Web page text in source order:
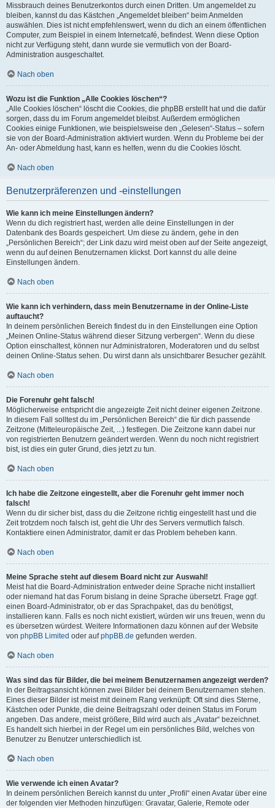
Missbrauch deines Benutzerkontos durch einen Dritten. Um angemeldet zu
bleiben, kannst du das Kästchen „Angemeldet bleiben“ beim Anmelden
auswählen. Dies ist nicht empfehlenswert, wenn du dich an einem öffentlichen
Computer, zum Beispiel in einem Internetcafé, befindest. Wenn diese Option
nicht zur Verfügung steht, dann wurde sie vermutlich von der Board-
Administration ausgeschaltet.
Nach oben
Wozu ist die Funktion „Alle Cookies löschen“?
„Alle Cookies löschen“ löscht die Cookies, die phpBB erstellt hat und die dafür
sorgen, dass du im Forum angemeldet bleibst. Außerdem ermöglichen
Cookies einige Funktionen, wie beispielsweise den „Gelesen“-Status – sofern
sie von der Board-Administration aktiviert wurden. Wenn du Probleme bei der
An- oder Abmeldung hast, kann es helfen, wenn du die Cookies löscht.
Nach oben
Benutzerpräferenzen und -einstellungen
Wie kann ich meine Einstellungen ändern?
Wenn du dich registriert hast, werden alle deine Einstellungen in der
Datenbank des Boards gespeichert. Um diese zu ändern, gehe in den
„Persönlichen Bereich“; der Link dazu wird meist oben auf der Seite angezeigt,
wenn du auf deinen Benutzernamen klickst. Dort kannst du alle deine
Einstellungen ändern.
Nach oben
Wie kann ich verhindern, dass mein Benutzername in der Online-Liste
auftaucht?
In deinem persönlichen Bereich findest du in den Einstellungen eine Option
„Meinen Online-Status während dieser Sitzung verbergen“. Wenn du diese
Option einschaltest, können nur Administratoren, Moderatoren und du selbst
deinen Online-Status sehen. Du wirst dann als unsichtbarer Besucher gezählt.
Nach oben
Die Forenuhr geht falsch!
Möglicherweise entspricht die angezeigte Zeit nicht deiner eigenen Zeitzone.
In diesem Fall solltest du im „Persönlichen Bereich“ die für dich passende
Zeitzone (Mitteleuropäische Zeit, ...) festlegen. Die Zeitzone kann dabei nur
von registrierten Benutzern geändert werden. Wenn du noch nicht registriert
bist, ist dies ein guter Grund, dies jetzt zu tun.
Nach oben
Ich habe die Zeitzone eingestellt, aber die Forenuhr geht immer noch
falsch!
Wenn du dir sicher bist, dass du die Zeitzone richtig eingestellt hast und die
Zeit trotzdem noch falsch ist, geht die Uhr des Servers vermutlich falsch.
Kontaktiere einen Administrator, damit er das Problem beheben kann.
Nach oben
Meine Sprache steht auf diesem Board nicht zur Auswahl!
Meist hat die Board-Administration entweder deine Sprache nicht installiert
oder niemand hat das Forum bislang in deine Sprache übersetzt. Frage ggf.
einen Board-Administrator, ob er das Sprachpaket, das du benötigst,
installieren kann. Falls es noch nicht existiert, würden wir uns freuen, wenn du
es übersetzen würdest. Weitere Informationen dazu können auf der Website
von phpBB Limited oder aufphpBB.de gefunden werden.
Nach oben
Was sind das für Bilder, die bei meinem Benutzernamen angezeigt werden?
In der Beitragsansicht können zwei Bilder bei deinem Benutzernamen stehen.
Eines dieser Bilder ist meist mit deinem Rang verknüpft: Oft sind dies Sterne,
Kästchen oder Punkte, die deine Beitragszahl oder deinen Status im Forum
angeben. Das andere, meist größere, Bild wird auch als „Avatar“ bezeichnet.
Es handelt sich hierbei in der Regel um ein persönliches Bild, welches von
Benutzer zu Benutzer unterschiedlich ist.
Nach oben
Wie verwende ich einen Avatar?
In deinem persönlichen Bereich kannst du unter „Profil“ einen Avatar über eine
der folgenden vier Methoden hinzufügen: Gravatar, Galerie, Remote oder